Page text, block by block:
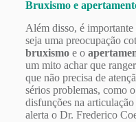
Bruxismo e
Além disso, é importante
seja uma preocupação
bruxismoe o
um mito achar que
que não precisa de
sérios problemas, como
disfunções na
alerta o Dr. Frederico